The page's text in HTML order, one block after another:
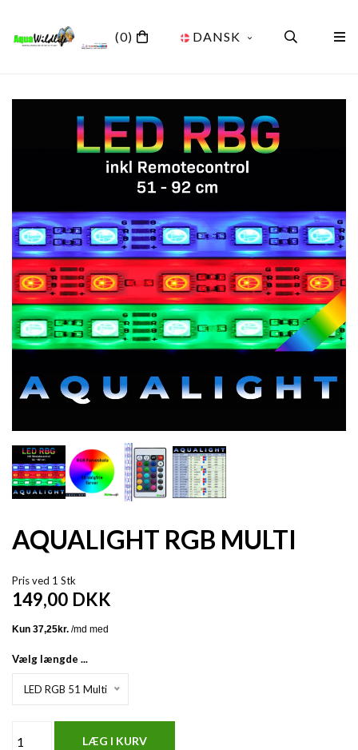
(0) DANSK
AQUALIGHT RGB MULTI
Pris ved 1 Stk
149,00 DKK
Vælg længde ...
LED RGB 51 Multi